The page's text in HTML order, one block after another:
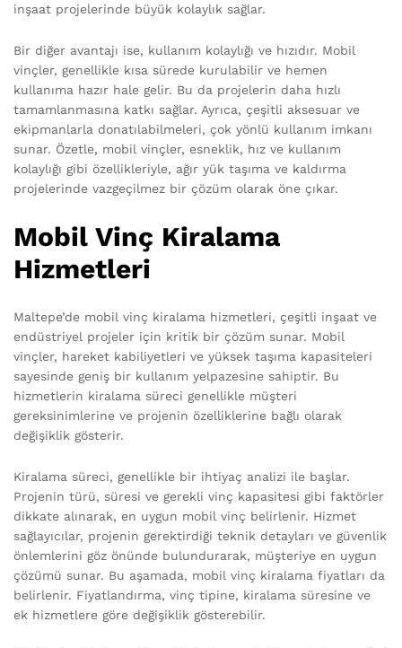
inşaat projelerinde büyük kolaylık sağlar.
Bir diğer avantajı ise, kullanım kolaylığı ve hızıdır. Mobil
vinçler, genellikle kısa sürede kurulabilir ve hemen
kullanıma hazır hale gelir. Bu da projelerin daha hızlı
tamamlanmasına katkı sağlar. Ayrıca, çeşitli aksesuar ve
ekipmanlarla donatılabilmeleri, çok yönlü kullanım imkanı
sunar. Özetle, mobil vinçler, esneklik, hız ve kullanım
kolaylığı gibi özellikleriyle, ağır yük taşıma ve kaldırma
projelerinde vazgeçilmez bir çözüm olarak öne çıkar.
Mobil Vinç Kiralama
Hizmetleri
Maltepe’de mobil vinç kiralama hizmetleri, çeşitli inşaat ve
endüstriyel projeler için kritik bir çözüm sunar. Mobil
vinçler, hareket kabiliyetleri ve yüksek taşıma kapasiteleri
sayesinde geniş bir kullanım yelpazesine sahiptir. Bu
hizmetlerin kiralama süreci genellikle müşteri
gereksinimlerine ve projenin özelliklerine bağlı olarak
değişiklik gösterir.
Kiralama süreci, genellikle bir ihtiyaç analizi ile başlar.
Projenin türü, süresi ve gerekli vinç kapasitesi gibi faktörler
dikkate alınarak, en uygun mobil vinç belirlenir. Hizmet
sağlayıcılar, projenin gerektirdiği teknik detayları ve güvenlik
önlemlerini göz önünde bulundurarak, müşteriye en uygun
çözümü sunar. Bu aşamada, mobil vinç kiralama fiyatları da
belirlenir. Fiyatlandırma, vinç tipine, kiralama süresine ve
ek hizmetlere göre değişiklik gösterebilir.